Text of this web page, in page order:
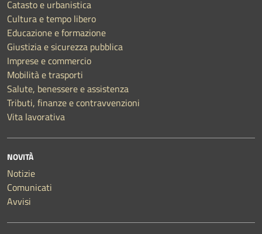
Catasto e urbanistica
Cultura e tempo libero
Educazione e formazione
Giustizia e sicurezza pubblica
Imprese e commercio
Mobilità e trasporti
Salute, benessere e assistenza
Tributi, finanze e contravvenzioni
Vita lavorativa
NOVITÀ
Notizie
Comunicati
Avvisi